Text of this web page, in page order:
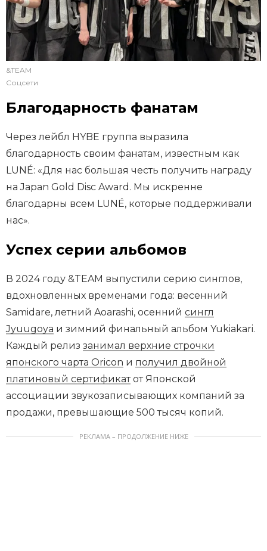
&TEAM
Соцсети
Благодарность фанатам
Через лейбл HYBE группа выразила
благодарность своим фанатам, известным как
LUNÉ: «Для нас большая честь получить награду
на Japan Gold Disc Award. Мы искренне
благодарны всем LUNÉ, которые поддерживали
нас».
Успех серии альбомов
В 2024 году &TEAM выпустили серию синглов,
вдохновленных временами года: весенний
Samidare, летний Aoarashi, осенний сингл
Jyuugoya и зимний финальный альбом Yukiakari.
Каждый релиз занимал верхние строчки
японского чарта Oricon и получил двойной
платиновый сертификатот Японской
ассоциации звукозаписывающих компаний за
продажи, превышающие 500 тысяч копий.
РЕКЛАМА – ПРОДОЛЖЕНИЕ НИЖЕ